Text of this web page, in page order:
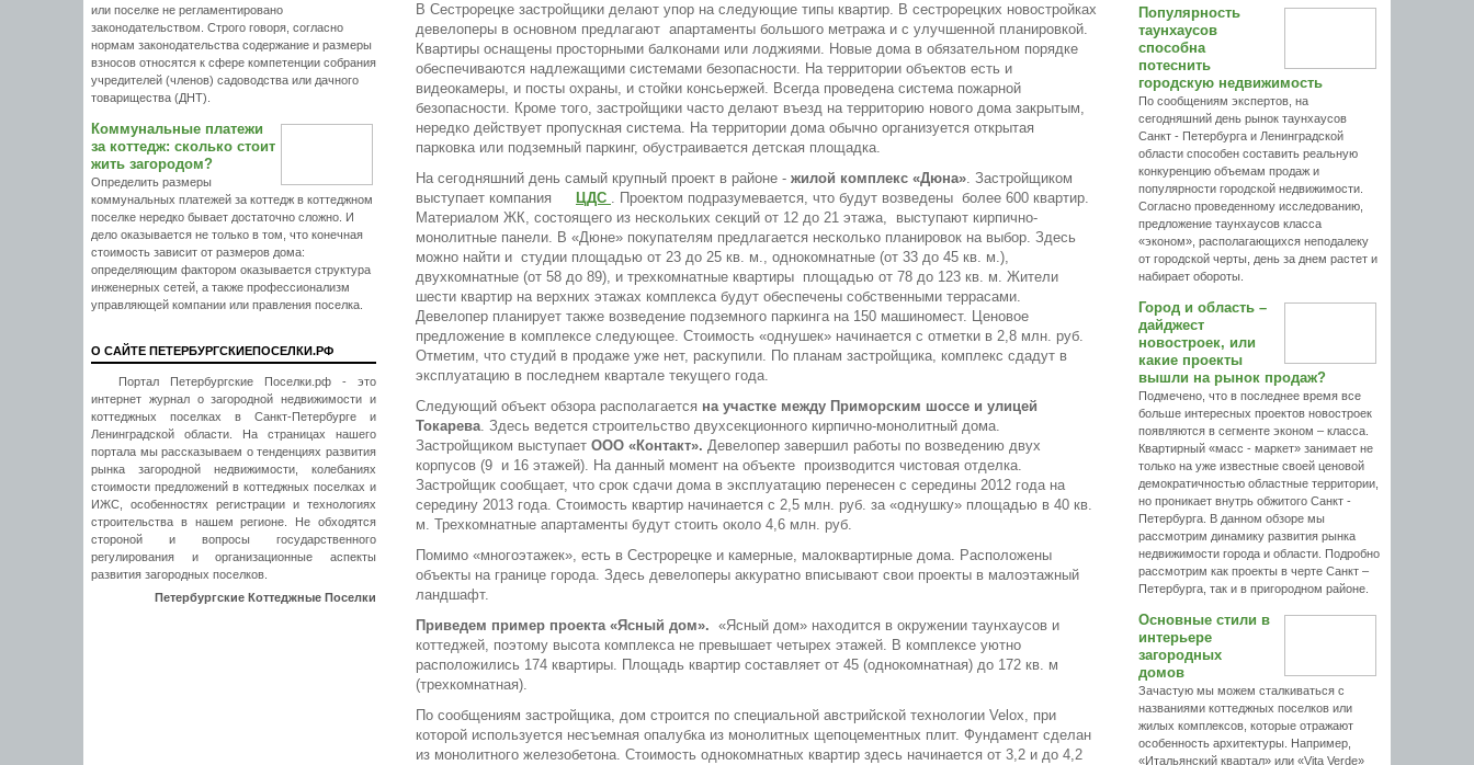
В Сестрорецке застройщики делают упор на следующие типы квартир. В сестрорецких новостройках
девелоперы в основном предлагают апартаменты большого метража и с улучшенной планировкой.
Квартиры оснащены просторными балконами или лоджиями. Новые дома в обязательном порядке
обеспечиваются надлежащими системами безопасности. На территории объектов есть и
видеокамеры, и посты охраны, и стойки консьержей. Всегда проведена система пожарной
безопасности. Кроме того, застройщики часто делают въезд на территорию нового дома закрытым,
нередко действует пропускная система. На территории дома обычно организуется открытая
парковка или подземный паркинг, обустраивается детская площадка.
На сегодняшний день самый крупный проект в районе - жилой комплекс «Дюна». Застройщиком
выступает компания
ЦДС . Проектом подразумевается, что будут возведены более 600 квартир.
Материалом ЖК, состоящего из нескольких секций от 12 до 21 этажа, выступают кирпично-
монолитные панели. В «Дюне» покупателям предлагается несколько планировок на выбор. Здесь
можно найти и студии площадью от 23 до 25 кв. м., однокомнатные (от 33 до 45 кв. м.),
двухкомнатные (от 58 до 89), и трехкомнатные квартиры площадью от 78 до 123 кв. м. Жители
шести квартир на верхних этажах комплекса будут обеспечены собственными террасами.
Девелопер планирует также возведение подземного паркинга на 150 машиномест. Ценовое
предложение в комплексе следующее. Стоимость «однушек» начинается с отметки в 2,8 млн. руб.
Отметим, что студий в продаже уже нет, раскупили. По планам застройщика, комплекс сдадут в
эксплуатацию в последнем квартале текущего года.
Следующий объект обзора располагается на участке между Приморским шоссе и улицей
Токарева. Здесь ведется строительство двухсекционного кирпично-монолитный дома.
Застройщиком выступает ООО «Контакт». Девелопер завершил работы по возведению двух
корпусов (9 и 16 этажей). На данный момент на объекте производится чистовая отделка.
Застройщик сообщает, что срок сдачи дома в эксплуатацию перенесен с середины 2012 года на
середину 2013 года. Стоимость квартир начинается с 2,5 млн. руб. за «однушку» площадью в 40 кв.
м. Трехкомнатные апартаменты будут стоить около 4,6 млн. руб.
Помимо «многоэтажек», есть в Сестрорецке и камерные, малоквартирные дома. Расположены
объекты на границе города. Здесь девелоперы аккуратно вписывают свои проекты в малоэтажный
ландшафт.
Приведем пример проекта «Ясный дом». «Ясный дом» находится в окружении таунхаусов и
коттеджей, поэтому высота комплекса не превышает четырех этажей. В комплексе уютно
расположились 174 квартиры. Площадь квартир составляет от 45 (однокомнатная) до 172 кв. м
(трехкомнатная).
По сообщениям застройщика, дом строится по специальной австрийской технологии Velox, при
которой используется несъемная опалубка из монолитных щепоцементных плит. Фундамент сделан
из монолитного железобетона. Стоимость однокомнатных квартир здесь начинается от 3,2 и до 4,2
Популярность
таунхаусов
способна
потеснить
городскую недвижимость
По сообщениям экспертов, на
сегодняшний день рынок таунхаусов
Санкт - Петербурга и Ленинградской
области способен составить реальную
конкуренцию объемам продаж и
популярности городской недвижимости.
Согласно проведенному исследованию,
предложение таунхаусов класса
«эконом», располагающихся неподалеку
от городской черты, день за днем растет и
набирает обороты.
Город и область –
дайджест
новостроек, или
какие проекты
вышли на рынок продаж?
Подмечено, что в последнее время все
больше интересных проектов новостроек
появляются в сегменте эконом – класса.
Квартирный «масс - маркет» занимает не
только на уже известные своей ценовой
демократичностью областные территории,
но проникает внутрь обжитого Санкт -
Петербурга. В данном обзоре мы
рассмотрим динамику развития рынка
недвижимости города и области. Подробно
рассмотрим как проекты в черте Санкт –
Петербурга, так и в пригородном районе.
Основные стили в
интерьере
загородных
домов
Зачастую мы можем сталкиваться с
названиями коттеджных поселков или
жилых комплексов, которые отражают
особенность архитектуры. Например,
«Итальянский квартал» или «Vita Verde»
или поселке не регламентировано
законодательством. Строго говоря, согласно
нормам законодательства содержание и размеры
взносов относятся к сфере компетенции собрания
учредителей (членов) садоводства или дачного
товарищества (ДНТ).
Коммунальные платежи
за коттедж: сколько стоит
жить загородом?
Определить размеры
коммунальных платежей за коттедж в коттеджном
поселке нередко бывает достаточно сложно. И
дело оказывается не только в том, что конечная
стоимость зависит от размеров дома:
определяющим фактором оказывается структура
инженерных сетей, а также профессионализм
управляющей компании или правления поселка.
О САЙТЕ ПЕТЕРБУРГСКИЕПОСЕЛКИ.РФ
Портал Петербургские Поселки.рф - это
интернет журнал о загородной недвижимости и
коттеджных поселках в Санкт-Петербурге и
Ленинградской области. На страницах нашего
портала мы рассказываем о тенденциях развития
рынка загородной недвижимости, колебаниях
стоимости предложений в коттеджных поселках и
ИЖС, особенностях регистрации и технологиях
строительства в нашем регионе. Не обходятся
стороной и вопросы государственного
регулирования и организационные аспекты
развития загородных поселков.
Петербургские Коттеджные Поселки